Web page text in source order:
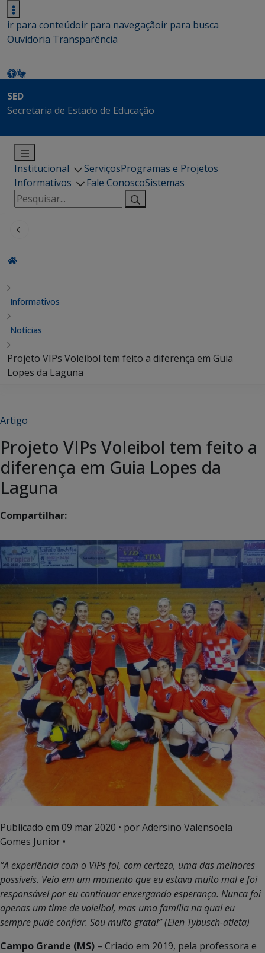
ir para conteúdoir para navegaçãoir para busca
Ouvidoria Transparência
SED
Secretaria de Estado de Educação
Institucional ServiçosProgramas e Projetos
Informativos
Fale ConoscoSistemas
Pesquisar
por:
Informativos
Notícias
Projeto VIPs Voleibol tem feito a diferença em Guia
Lopes da Laguna
Artigo
Projeto VIPs Voleibol tem feito a
diferença em Guia Lopes da
Laguna
Compartilhar:
Publicado em 09 mar 2020 • por Adersino Valensoela
Gomes Junior •
“A experiência com o VIPs foi, com certeza, uma das melhores
possíveis. Veio em um momento que eu estava muito mal e foi
responsável por eu continuar enxergando esperança. Nunca foi
apenas um time de voleibol, mas uma família na qual eu
sempre pude confiar. Sou muito grata!” (Elen Tybusch-atleta)
Campo Grande (MS) – Criado em 2019, pela professora e